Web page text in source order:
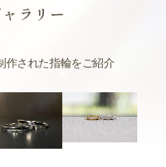
ラリー
作された指輪をご紹介